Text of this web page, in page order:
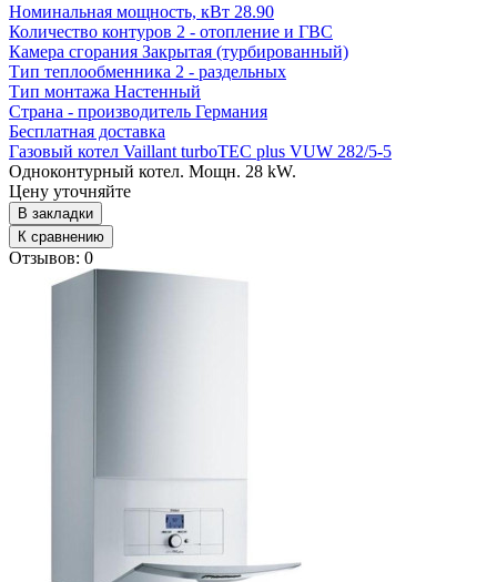
Номинальная мощность, кВт 28.90
Количество контуров 2 - отопление и ГВС
Камера сгорания Закрытая (турбированный)
Тип теплообменника 2 - раздельных
Тип монтажа Настенный
Страна - производитель Германия
Бесплатная доставка
Газовый котел Vaillant turboTEC plus VUW 282/5-5
Одноконтурный котел. Мощн. 28 kW.
Цену уточняйте
В закладки
К сравнению
Отзывов: 0